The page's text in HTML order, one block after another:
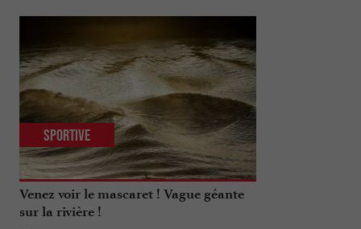
Venez voir le mascaret ! Vague géante
sur la rivière !
Sportive